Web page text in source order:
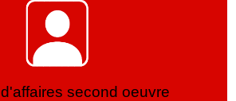
second oeuvre